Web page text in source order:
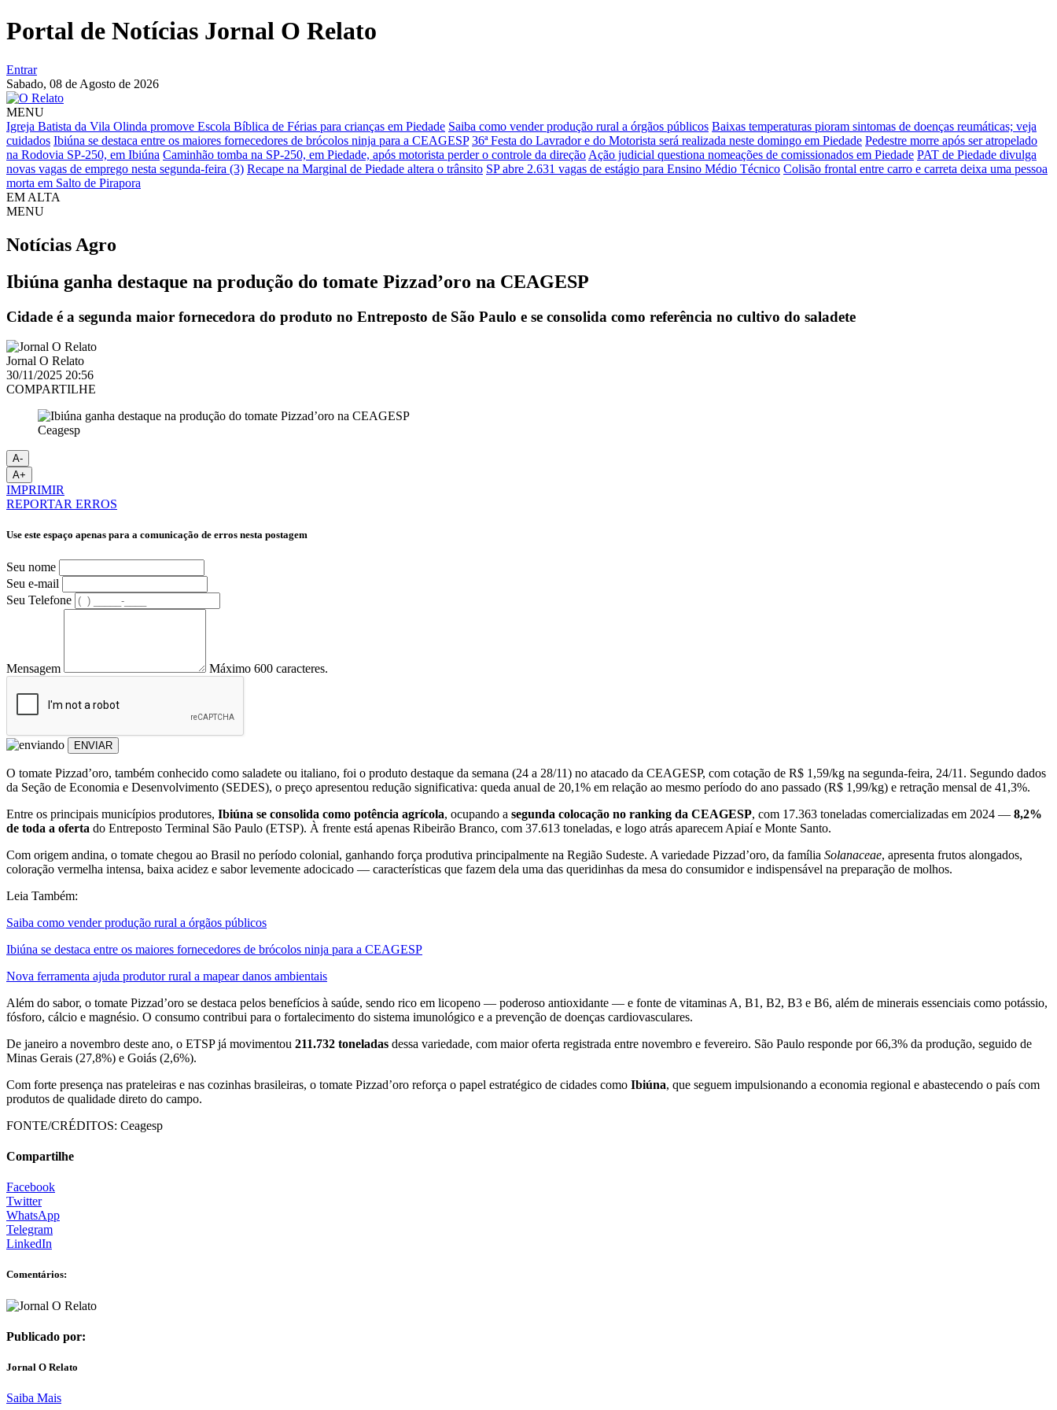
Portal de Notícias Jornal O Relato
Entrar
Sabado, 08 de Agosto de 2026
MENU
Igreja Batista da Vila Olinda promove Escola Bíblica de Férias para crianças em Piedade Saiba como vender produção rural a órgãos públicos Baixas temperaturas pioram sintomas de doenças reumáticas; veja
cuidados Ibiúna se destaca entre os maiores fornecedores de brócolos ninja para a CEAGESP 36ª Festa do Lavrador e do Motorista será realizada neste domingo em Piedade Pedestre morre após ser atropelado
na Rodovia SP-250, em Ibiúna Caminhão tomba na SP-250, em Piedade, após motorista perder o controle da direção Ação judicial questiona nomeações de comissionados em Piedade PAT de Piedade divulga
novas vagas de emprego nesta segunda-feira (3) Recape na Marginal de Piedade altera o trânsito SP abre 2.631 vagas de estágio para Ensino Médio Técnico Colisão frontal entre carro e carreta deixa uma pessoa
morta em Salto de Pirapora
EM ALTA
MENU
Notícias Agro
Ibiúna ganha destaque na produção do tomate Pizzad’oro na CEAGESP
Cidade é a segunda maior fornecedora do produto no Entreposto de São Paulo e se consolida como referência no cultivo do saladete
Jornal O Relato
30/11/2025 20:56
COMPARTILHE
Ceagesp
A-
A+
IMPRIMIR
REPORTAR ERROS
Use este espaço apenas para a comunicação de erros nesta postagem
Seu nome
Seu e-mail
Seu Telefone
Mensagem Máximo 600 caracteres.
ENVIAR
O tomate Pizzad’oro, também conhecido como saladete ou italiano, foi o produto destaque da semana (24 a 28/11) no atacado da CEAGESP, com cotação de R$ 1,59/kg na segunda-feira, 24/11. Segundo dados
da Seção de Economia e Desenvolvimento (SEDES), o preço apresentou redução significativa: queda anual de 20,1% em relação ao mesmo período do ano passado (R$ 1,99/kg) e retração mensal de 41,3%.
Entre os principais municípios produtores, Ibiúna se consolida como potência agrícola, ocupando a segunda colocação no ranking da CEAGESP, com 17.363 toneladas comercializadas em 2024 — 8,2%
de toda a oferta do Entreposto Terminal São Paulo (ETSP). À frente está apenas Ribeirão Branco, com 37.613 toneladas, e logo atrás aparecem Apiaí e Monte Santo.
Com origem andina, o tomate chegou ao Brasil no período colonial, ganhando força produtiva principalmente na Região Sudeste. A variedade Pizzad’oro, da família Solanaceae, apresenta frutos alongados,
coloração vermelha intensa, baixa acidez e sabor levemente adocicado — características que fazem dela uma das queridinhas da mesa do consumidor e indispensável na preparação de molhos.
Leia Também:
Saiba como vender produção rural a órgãos públicos
Ibiúna se destaca entre os maiores fornecedores de brócolos ninja para a CEAGESP
Nova ferramenta ajuda produtor rural a mapear danos ambientais
Além do sabor, o tomate Pizzad’oro se destaca pelos benefícios à saúde, sendo rico em licopeno — poderoso antioxidante — e fonte de vitaminas A, B1, B2, B3 e B6, além de minerais essenciais como potássio,
fósforo, cálcio e magnésio. O consumo contribui para o fortalecimento do sistema imunológico e a prevenção de doenças cardiovasculares.
De janeiro a novembro deste ano, o ETSP já movimentou 211.732 toneladas dessa variedade, com maior oferta registrada entre novembro e fevereiro. São Paulo responde por 66,3% da produção, seguido de
Minas Gerais (27,8%) e Goiás (2,6%).
Com forte presença nas prateleiras e nas cozinhas brasileiras, o tomate Pizzad’oro reforça o papel estratégico de cidades como Ibiúna, que seguem impulsionando a economia regional e abastecendo o país com
produtos de qualidade direto do campo.
FONTE/CRÉDITOS: Ceagesp
Compartilhe
Facebook
Twitter
WhatsApp
Telegram
LinkedIn
Comentários:
Publicado por:
Jornal O Relato
Saiba Mais